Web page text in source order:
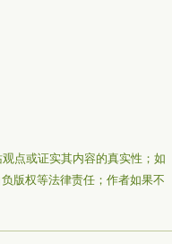
点或证实其内容的真实性；如
版权等法律责任；作者如果不